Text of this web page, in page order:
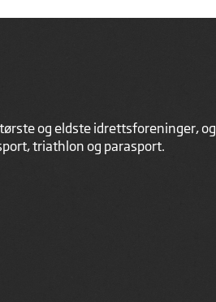
og eldste idrettsforeninger, og
triathlon og parasport.